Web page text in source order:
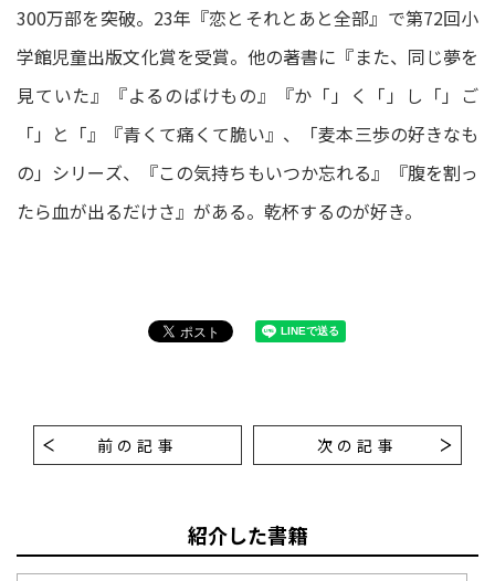
300万部を突破。23年『恋とそれとあと全部』で第72回小
学館児童出版文化賞を受賞。他の著書に『また、同じ夢を
見ていた』『よるのばけもの』『か「」く「」し「」ご
「」と「』『青くて痛くて脆い』、「麦本三歩の好きなも
の」シリーズ、『この気持ちもいつか忘れる』『腹を割っ
たら血が出るだけさ』がある。乾杯するのが好き。
前の記事 次の記事
紹介した書籍